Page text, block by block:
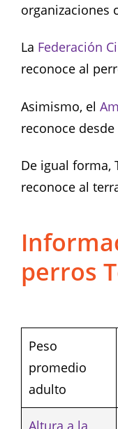
organizaciones
La Federación
reconoce al
Asimismo, el
reconoce
De igual forma,
reconoce al
perros
Peso
promedio
adulto
Altura a la